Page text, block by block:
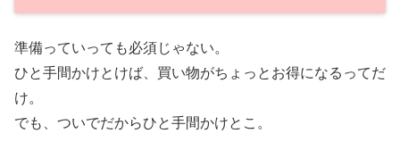
準備っていっても必須じゃない。
ひと手間かけとけば、買い物がちょっとお得になるってだ
け。
でも、ついでだからひと手間かけとこ。